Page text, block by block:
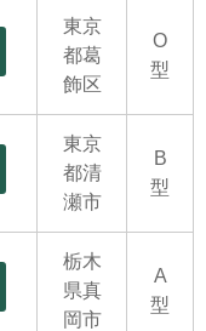
東京
都葛
飾区
O
型
東京
都清
瀬市
B
型
栃木
県真
岡市
A
型